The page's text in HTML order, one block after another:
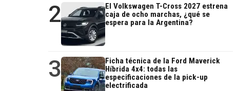
2
El Volkswagen T-Cross 2027 estrena
caja de ocho marchas, ¿qué se
espera para la Argentina?
3
Ficha técnica de la Ford Maverick
Híbrida 4x4: todas las
especificaciones de la pick-up
electrificada